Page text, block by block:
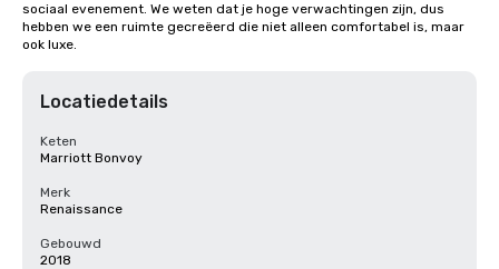
sociaal evenement. We weten dat je hoge verwachtingen zijn, dus
hebben we een ruimte gecreëerd die niet alleen comfortabel is, maar
ook luxe.
Locatiedetails
Keten
Marriott Bonvoy
Merk
Renaissance
Gebouwd
2018